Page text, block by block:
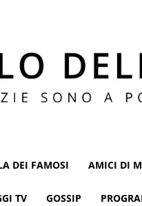
DEI FAMOSI AMICI DI
TV GOSSIP